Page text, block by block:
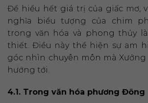
Để hiểu hết giá trị của giấc mơ,
nghĩa biểu tượng của chim
trong văn hóa và phong thủy
thiết. Điều này thể hiện sự am
góc nhìn chuyên môn mà Xưởng
hướng tới.
4.1. Trong văn hóa phương Đông